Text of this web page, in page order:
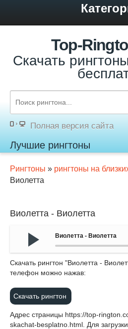
Top-
Скачать
Полная версия сайта
Лучшие рингтоны
Рингтоны » рингтоны на
Виолетта
Виолетта - Виолетта
Виолетта - Виолетта
Cкачать рингтон "Виолетта -
телефон можно нажав:
Скачать рингтон
Адрес страницы https://top-
skachat-besplatno.html . Для